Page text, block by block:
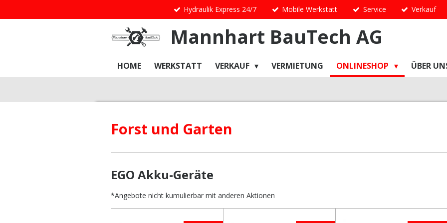
Hauptinhalt
Hydraulik Express 24/7 Mobile Werkstatt Service Verkauf
Mannhart BauTech AG
HOME WERKSTATT VERKAUF VERMIETUNG ONLINESHOP ÜBER
Forst und Garten
EGO Akku-Geräte
*Angebote nicht kumulierbar mit anderen Aktionen